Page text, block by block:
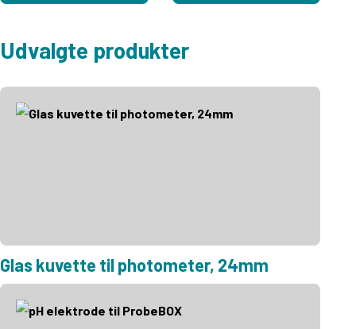
Udvalgte produkter
Glas kuvette til photometer, 24mm